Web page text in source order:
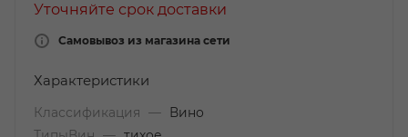
Уточняйте срок доставки
Самовывоз из магазина сети
Характеристики
Классификация —
Вино